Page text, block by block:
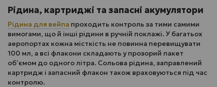
Рідина, картриджі та запасні акумулятори
Рідина для вейпа проходить контроль за тими самими
вимогами, що й інші рідини в ручній поклажі. У багатьох
аеропортах кожна місткість не повинна перевищувати
100 мл, а всі флакони складають у прозорий пакет
об’ємом до одного літра. Сольова рідина, заправлений
картридж і запасний флакон також враховуються під час
контролю.